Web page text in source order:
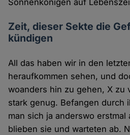
Sonnenkönigen auf
Zeit, dieser Sekte die
kündigen
All das haben wir in den
heraufkommen sehen, und
woanders hin zu gehen, X zu
stark genug. Befangen durch
man sich ja anderswo erstmal
blieben sie und warteten ab.